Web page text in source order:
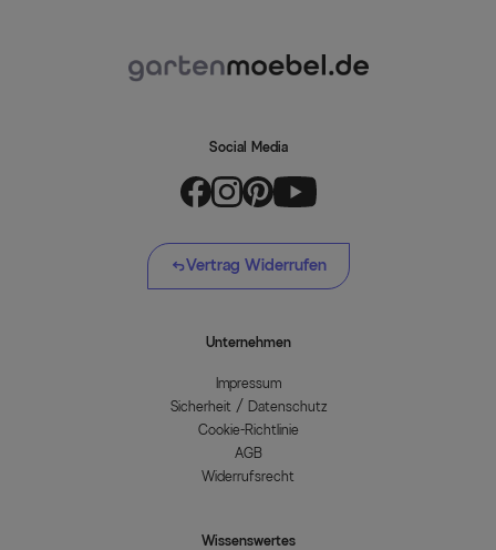
Social Media
Vertrag Widerrufen
Unternehmen
Impressum
Sicherheit / Datenschutz
Cookie-Richtlinie
AGB
Widerrufsrecht
Wissenswertes